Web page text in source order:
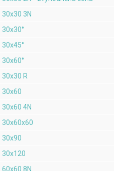
30x30 3N
30x30°
30x45°
30x60°
30x30 R
30x60
30x60 4N
30x60x60
30x90
30x120
60x60 8N